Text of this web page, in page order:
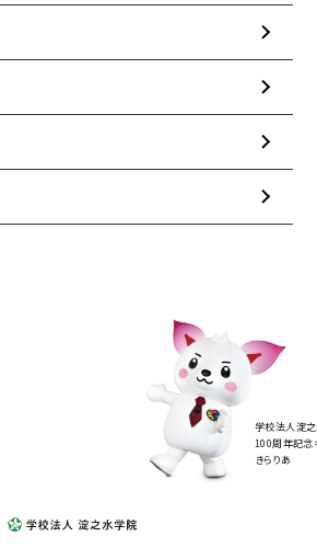
学校法人淀
100周年記念
きらりあ